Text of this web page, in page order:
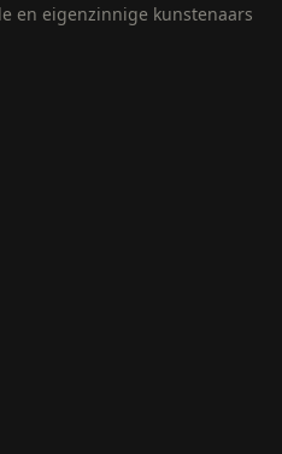
en eigenzinnige kunstenaars